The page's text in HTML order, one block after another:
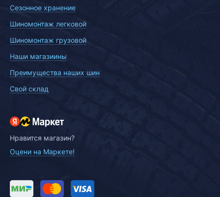
Сезонное хранение
Шиномонтаж легковой
Шиномонтаж грузовой
Наши магазиины
Преимущества наших шин
Свой склад
Нравится магазин?
Оцени на Маркете!